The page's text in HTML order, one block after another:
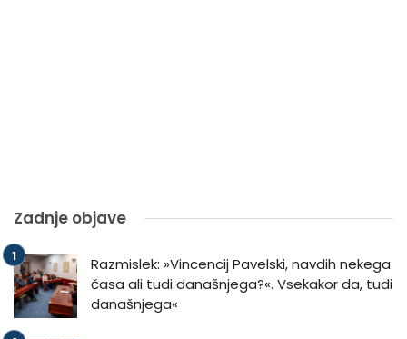
Zadnje objave
Razmislek: »Vincencij Pavelski, navdih nekega
časa ali tudi današnjega?«. Vsekakor da, tudi
današnjega«